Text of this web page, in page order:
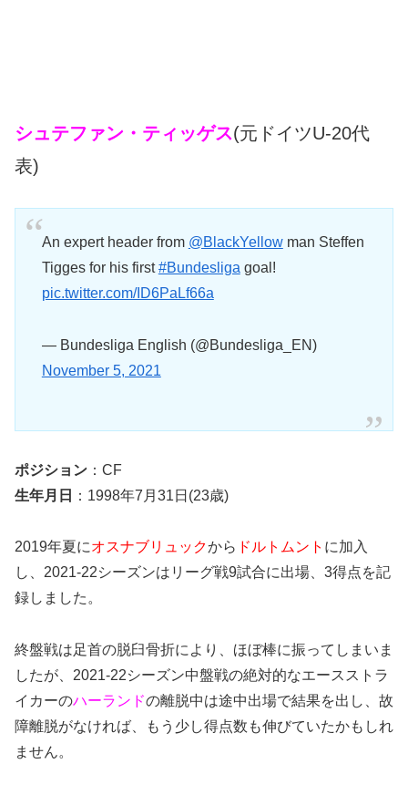
シュテファン・ティッゲス(元ドイツU-20代
表)
An expert header from @BlackYellowman Steffen
Tigges for his first#Bundesliga goal!
pic.twitter.com/ID6PaLf66a
— Bundesliga English (@Bundesliga_EN)
November 5, 2021
ポジション ：CF
生年月日
：1998年7月31日(23歳)
2019年夏にオスナブリュックから ドルトムント に加入
し、2021-22シーズンはリーグ戦9試合に出場、3得点を記
録しました。
終盤戦は足首の脱臼骨折により、ほぼ棒に振ってしまいま
したが、2021-22シーズン中盤戦の絶対的なエースストラ
イカーのハーランドの離脱中は途中出場で結果を出し、故
障離脱がなければ、もう少し得点数も伸びていたかもしれ
ません。